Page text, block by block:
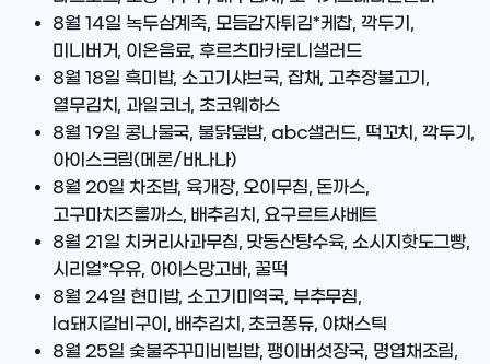
8월 14일 녹두삼계죽, 모듬감자튀김*케찹, 깍두기,
미니버거, 이온음료, 후르츠마카로니샐러드
8월 18일 흑미밥, 소고기샤브국, 잡채, 고추장불고기,
열무김치, 과일코너, 초코웨하스
8월 19일 콩나물국, 불닭덮밥, abc샐러드, 떡꼬치, 깍두기,
아이스크림(메론/바나나)
8월 20일 차조밥, 육개장, 오이무침, 돈까스,
고구마치즈롤까스, 배추김치, 요구르트샤베트
8월 21일 치커리사과무침, 맛동산탕수육, 소시지핫도그빵,
시리얼*우유, 아이스망고바, 꿀떡
8월 24일 현미밥, 소고기미역국, 부추무침,
la돼지갈비구이, 배추김치, 초코퐁듀, 야채스틱
8월 25일 숯불주꾸미비빔밥, 팽이버섯장국, 명엽채조림,